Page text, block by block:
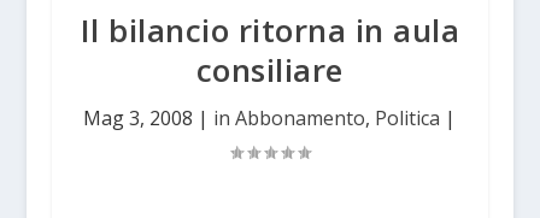
Il bilancio ritorna in aula
consiliare
Mag 3, 2008 | in Abbonamento, Politica |